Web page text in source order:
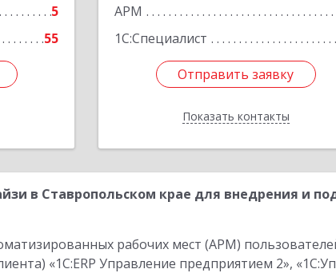
5
55
АРМ
1С:Специалист
Отправить заявку
Показать контакты
Отправить заявку
Назад
в Ставропольском крае для внедрения и
рабочих мест (АРМ)
«1С:ERP Управление предприятием 2»,